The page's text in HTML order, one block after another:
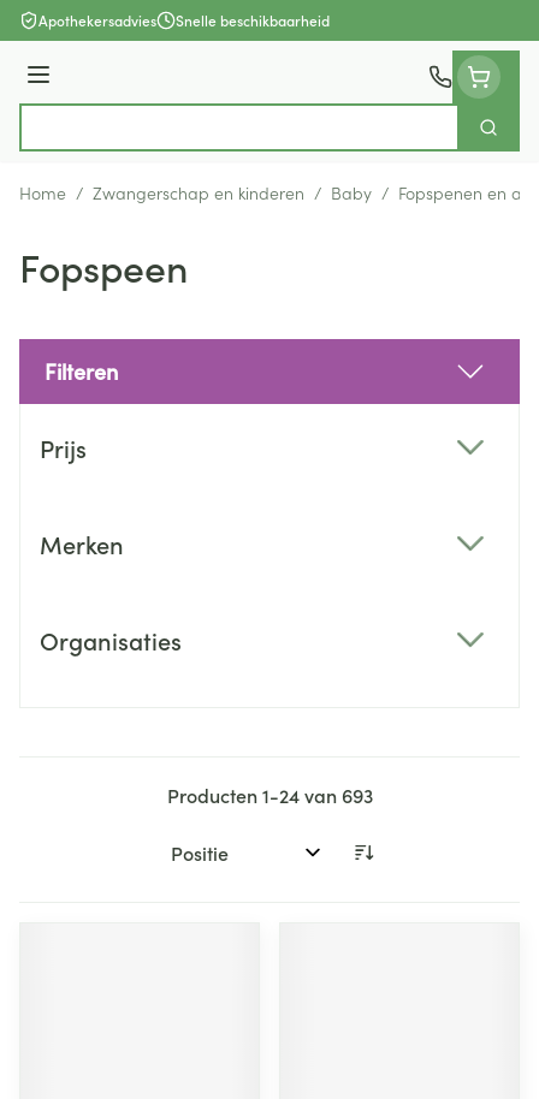
Ga naar de inhoud
Apothekersadvies Snelle beschikbaarheid
Menu
Zoek
Home / Zwangerschap en kinderen / Baby / Fopspenen en
Fopspeen
Filteren
Prijs
Merken
Organisaties
Producten1-24van 693
Sorteer op: